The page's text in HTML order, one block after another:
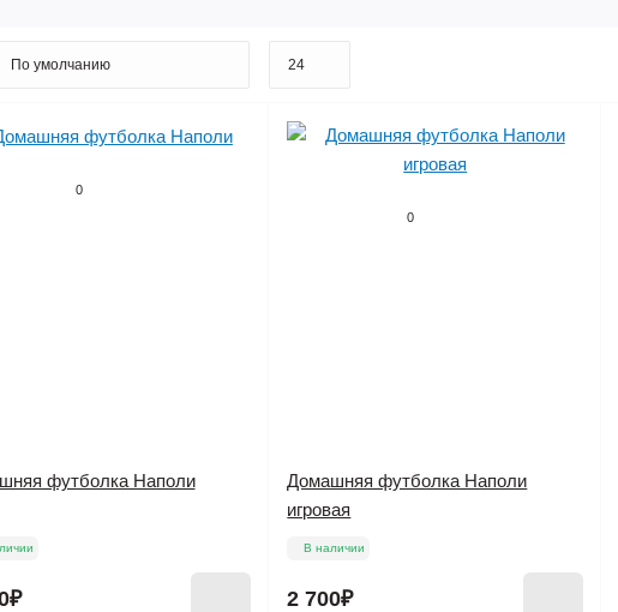
0
футболка Наполи
0
Домашняя футболка Наполи
игровая
В наличии
2 700₽